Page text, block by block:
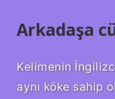
Arkadaşa
Kelimenin
aynı köke sahip